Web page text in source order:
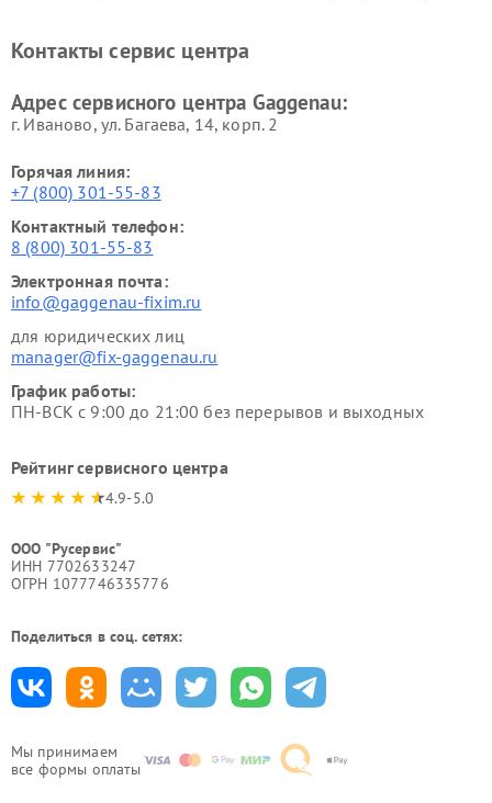
Мы принимаем
все формы оплаты
Контакты сервис центра
Адрес сервисного центра Gaggenau:
г. Иваново, ул. Багаева, 14, корп. 2
Горячая линия:
+7 (800) 301-55-83
Контактный телефон:
8 (800) 301-55-83
Электронная почта:
info@gaggenau-fixim.ru
для юридических лиц
manager@fix-gaggenau.ru
График работы:
ПН-ВСК с 9:00 до 21:00 без перерывов и выходных
Рейтинг сервисного центра
4.9-5.0
ООО "Русервис"
ИНН 7702633247
ОГРН 1077746335776
Поделиться в соц. сетях: